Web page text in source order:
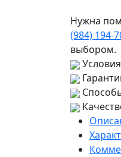
Нужна
(984) 194-
выбором.